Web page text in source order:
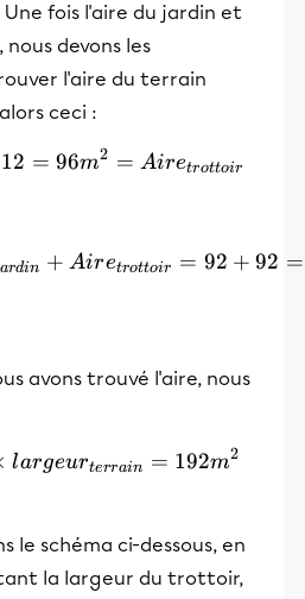
fois l'aire du jardin et
devons les
l'aire du terrain
ceci :
Aire_{jardin} = 8 × 12 =
12 = 96m2 = Airetrottoir
Aire_{totale} =
ardin + Airetrottoir = 92 + 92 =
avons trouvé l'aire, nous
longueur_{terrain} ×
largeurterrain = 192m2
le schéma ci-dessous, en
la largeur du trottoir,